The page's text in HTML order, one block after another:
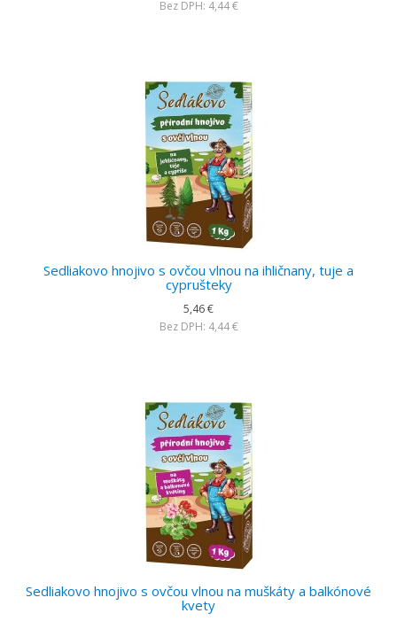
Bez DPH: 4,44 €
Sedliakovo hnojivo s ovčou vlnou na ihličnany, tuje a
cyprušteky
5,46 €
Bez DPH: 4,44 €
Sedliakovo hnojivo s ovčou vlnou na muškáty a balkónové
kvety